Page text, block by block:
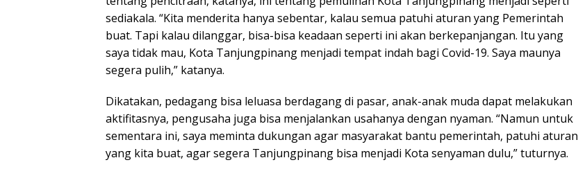
sediakala. “Kita menderita hanya sebentar, kalau semua patuhi aturan yang Pemerintah
buat. Tapi kalau dilanggar, bisa-bisa keadaan seperti ini akan berkepanjangan. Itu yang
saya tidak mau, Kota Tanjungpinang menjadi tempat indah bagi Covid-19. Saya maunya
segera pulih,” katanya.
Dikatakan, pedagang bisa leluasa berdagang di pasar, anak-anak muda dapat melakukan
aktifitasnya, pengusaha juga bisa menjalankan usahanya dengan nyaman. “Namun untuk
sementara ini, saya meminta dukungan agar masyarakat bantu pemerintah, patuhi aturan
yang kita buat, agar segera Tanjungpinang bisa menjadi Kota senyaman dulu,” tuturnya.